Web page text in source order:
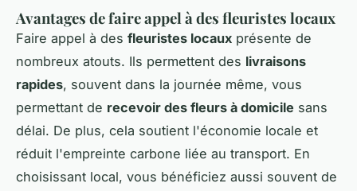
Avantages de faire appel à des fleuristes locaux
Faire appel à des fleuristes locaux présente de
nombreux atouts. Ils permettent des livraisons
rapides, souvent dans la journée même, vous
permettant de recevoir des fleurs à domicile sans
délai. De plus, cela soutient l'économie locale et
réduit l'empreinte carbone liée au transport. En
choisissant local, vous bénéficiez aussi souvent de